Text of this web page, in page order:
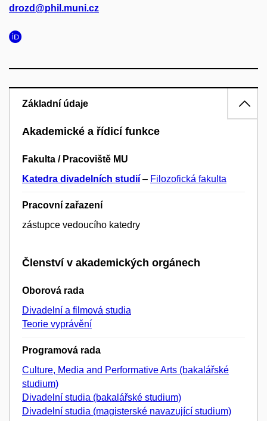
drozd@phil.muni.cz
Základní údaje
Akademické a řídicí funkce
Fakulta / Pracoviště MU
Katedra divadelních studií – Filozofická fakulta
Pracovní zařazení
zástupce vedoucího katedry
Členství v akademických orgánech
Oborová rada
Divadelní a filmová studia
Teorie vyprávění
Programová rada
Culture, Media and Performative Arts (bakalářské
studium)
Divadelní studia (bakalářské studium)
Divadelní studia (magisterské navazující studium)